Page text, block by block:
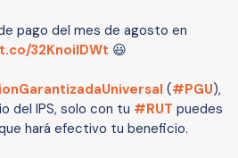
pago del mes de agosto en
32KnoilDWt 😃
(#PGU),
del IPS, solo con tu #RUT puedes
hará efectivo tu beneficio.